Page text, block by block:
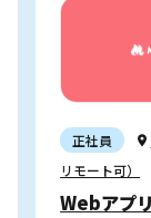
正社員
リモート可）